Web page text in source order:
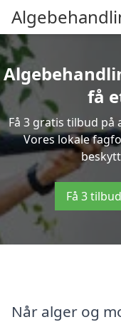
få
Få 3 gratis tilbud på
Vores lokale
Få 3
Når alger og